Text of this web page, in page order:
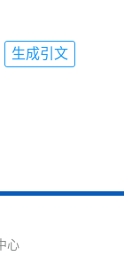
生成引文
心